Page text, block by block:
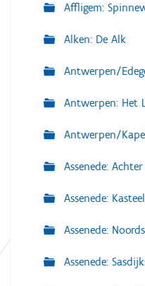
Affligem:
Alken: De Alk
Antwerpen/
Antwerpen: Het
Antwerpen/
Assenede:
Assenede:
Assenede:
Assenede: